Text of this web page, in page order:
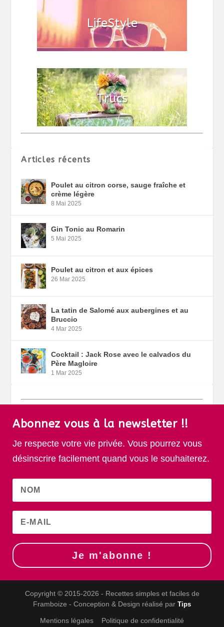
Articles récents
Poulet au citron corse, sauge fraîche et
crème légère
8 Mai 2025
Gin Tonic au Romarin
5 Mai 2025
Poulet au citron et aux épices
26 Mar 2025
La tatin de Salomé aux aubergines et au
Bruccio
4 Mar 2025
Cocktail : Jack Rose avec le calvados du
Père Magloire
1 Mar 2025
Abonnez vous à la newsletter !!
Je respecte votre vie privée. Vous pourrez vous
désinscrire facilement quand vous le souhaiterez.
Je m'abonne !
Copyright © 2015-2026 - Recettes simples et faciles de
Framboize - Conception & Design réalisé par Tips
Mentions légales Politique de confidentialité